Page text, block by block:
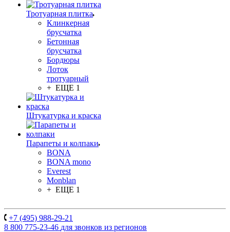
Тротуарная плитка
Клинкерная
брусчатка
Бетонная
брусчатка
Бордюры
Лоток
тротуарный
+ ЕЩЕ 1
Штукатурка и краска
Парапеты и колпаки
BONA
BONA mono
Everest
Monblan
+ ЕЩЕ 1
+7 (495) 988-29-21
8 800 775-23-46 для звонков из регионов